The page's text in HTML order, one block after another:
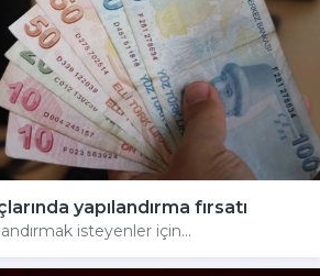
yapılandırma fırsatı
isteyenler için...